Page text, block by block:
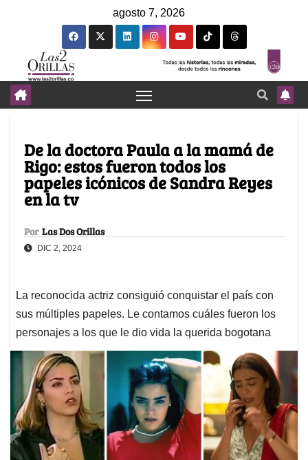
agosto 7, 2026
De la doctora Paula a la mamá de
Rigo: estos fueron todos los
papeles icónicos de Sandra Reyes
en la tv
Por Las Dos Orillas
DIC 2, 2024
La reconocida actriz consiguió conquistar el país con
sus múltiples papeles. Le contamos cuáles fueron los
personajes a los que le dio vida la querida bogotana